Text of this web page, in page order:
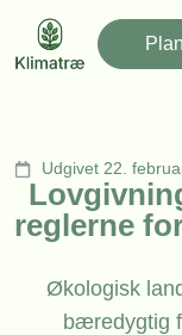
Udgivet 22.
reglerne
Økologisk
bæredygtig